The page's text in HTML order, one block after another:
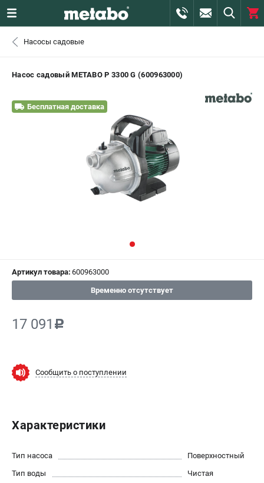
СЕРВИС
)
ВХОД ИЛИ РЕГИСТРАЦИЯ
ЗАКАЗАТЬ ЗАПЧАСТЬ
+7 (911) 360-06-14 | +7 (8112) 59-10-67
+7 (812) 407-39-48 - ЗАКАЗ ИЗДЕЛИЙ
САНКТ-ПЕТЕРБУРГ
0 ₽
Сервисный центр
ИНФОРМАЦИЯ
Юридическим лицам
Насосы садовые
Насос садовый METABO P 3300 G (600963000)
Бесплатная доставка
Артикул товара: 600963000
Временно отсутствует
17 091 c
Сообщить о поступлении
Характеристики
Тип насоса
Поверхностный
Тип воды
Чистая